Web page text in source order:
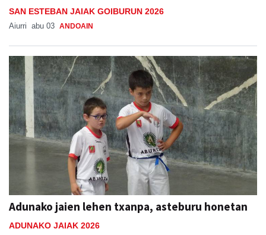
SAN ESTEBAN JAIAK GOIBURUN 2026
Aiurri abu 03 ANDOAIN
Adunako jaien lehen txanpa, asteburu honetan
ADUNAKO JAIAK 2026